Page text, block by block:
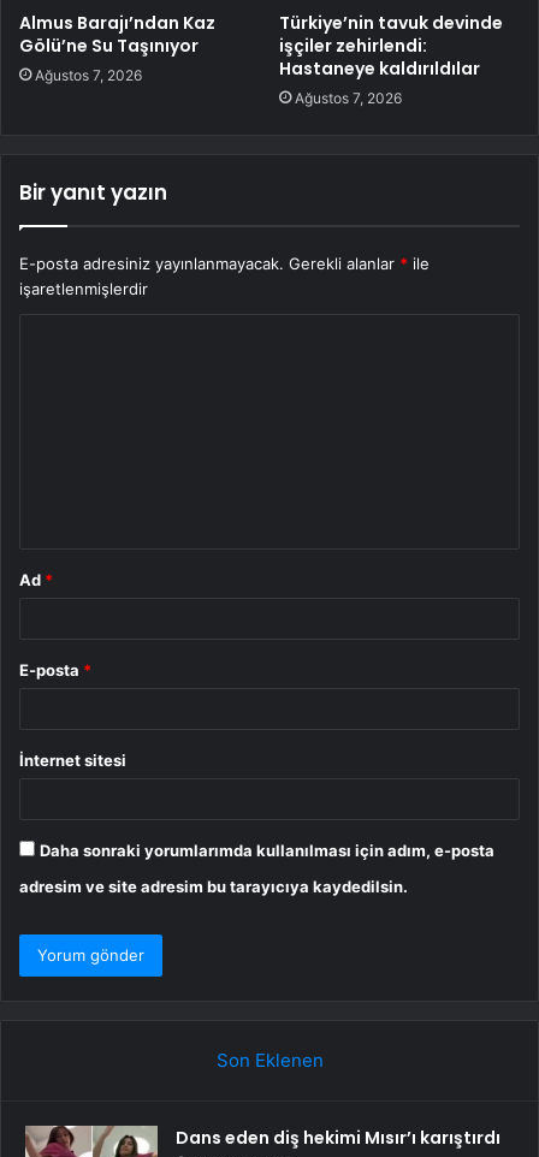
Almus Barajı’ndan Kaz
Gölü’ne Su Taşınıyor
Ağustos 7, 2026
Türkiye’nin tavuk devinde
işçiler zehirlendi:
Hastaneye kaldırıldılar
Ağustos 7, 2026
Bir yanıt yazın
E-posta adresiniz yayınlanmayacak. Gerekli alanlar * ile
işaretlenmişlerdir
Ad *
E-posta *
İnternet sitesi
Daha sonraki yorumlarımda kullanılması için adım, e-posta
adresim ve site adresim bu tarayıcıya kaydedilsin.
Son Eklenen
Dans eden diş hekimi Mısır’ı karıştırdı